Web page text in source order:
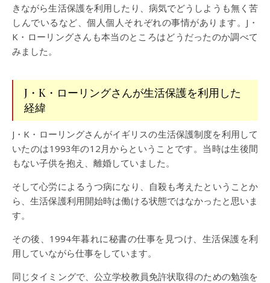
きながら生活保護を利用したり、病気でどうしようも無く苦
しんでいるなど、個人個人それぞれの事情があります。J・
K・ローリングさんも本当のところはどうだったのか調べて
みました。
J・K・ローリングさんが生活保護を利用した
経緯
J・K・ローリングさんがイギリスの生活保護制度を利用して
いたのは1993年の12月からということです。当時は生後間
もない子供を抱え、離婚していました。
そして心労によるうつ病になり、自殺も考えたということか
ら、生活保護利用開始時は働ける状態ではなかったと思いま
す。
その後、1994年暮れに秘書の仕事を見つけ、生活保護を利
用していながら仕事をしています。
同じタイミングで、公立学校教員免許状取得のための勉強を